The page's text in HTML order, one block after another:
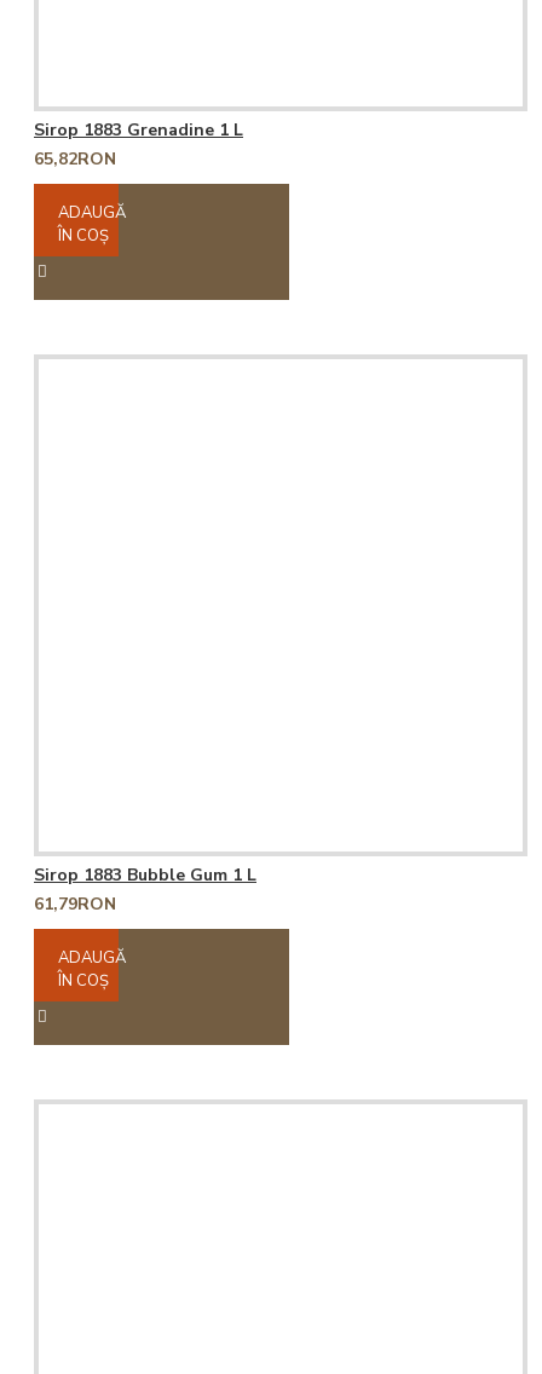
Sirop 1883 Grenadine 1 L
65,82RON
ADAUGĂ
ÎN COŞ
Sirop 1883 Bubble Gum 1 L
61,79RON
ADAUGĂ
ÎN COŞ